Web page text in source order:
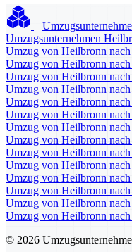
Umzugsunternehmen
Umzug von Heilbronn
Umzug von Heilbronn
Umzug von Heilbronn
Umzug von Heilbronn
Umzug von Heilbronn
Umzug von Heilbronn nach
Umzug von Heilbronn
Umzug von Heilbronn
Umzug von Heilbronn
Umzug von Heilbronn nach
Umzug von Heilbronn nach
Umzug von Heilbronn
Umzug von Heilbronn
Umzug von Heilbronn nach
© 2026